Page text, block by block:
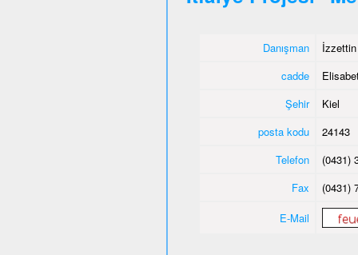
Danışman
cadde
Şehir
Kiel
posta kodu
24143
Telefon
(0431)
Fax
(0431)
E-Mail